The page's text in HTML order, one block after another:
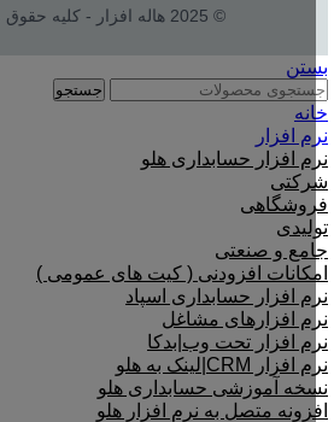
© 2025 هاله افزار - کلیه حقوق محفوظ است.
بستن
جستجو
خانه
نرم افزار
نرم افزار حسابداری هلو
شرکتی
فروشگاهی
تولیدی
جامع و صنعتی
امکانات افزودنی ( کیت های عمومی )
نرم افزار حسابداری اسپاد
نرم افزارهای مشاغل
نرم افزار تحت وب|بدکا
نرم افزار CRM|لینک به هلو
نسخه آموزشی حسابداری هلو
افزونه متصل به نرم افزار هلو